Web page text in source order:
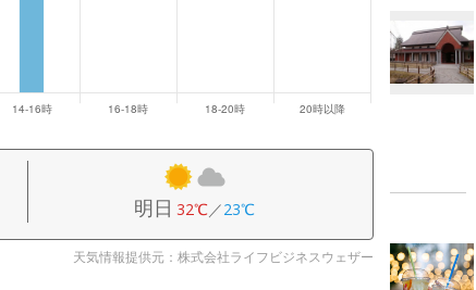
明日 32℃／23℃
天気情報提供元：株式会社ライフビジネスウェザー